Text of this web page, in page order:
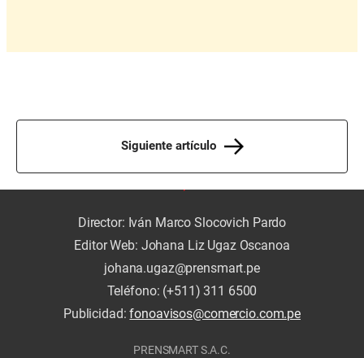
Siguiente artículo
Director: Iván Marco Slocovich Pardo
Editor Web: Johana Liz Ugaz Oscanoa
johana.ugaz@prensmart.pe
Teléfono: (+511) 311 6500
Publicidad:fonoavisos@comercio.com.pe
PRENSMART S.A.C.